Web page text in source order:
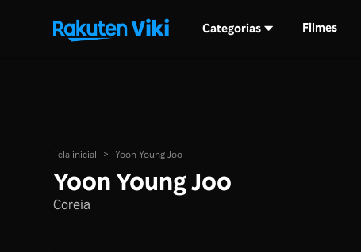
Categorias Filmes
Tela inicial > Yoon Young Joo
Yoon Young Joo
Coreia